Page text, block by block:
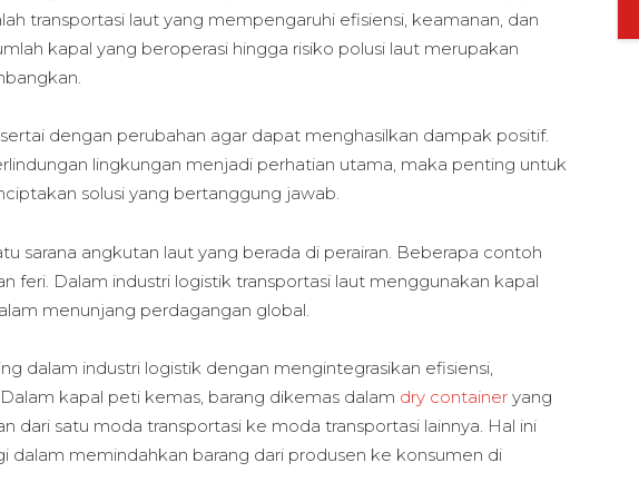
transportasi laut yang mempengaruhi efisiensi, keamanan, dan
kapal yang beroperasi hingga risiko polusi laut merupakan
dengan perubahan agar dapat menghasilkan dampak positif.
lingkungan menjadi perhatian utama, maka penting untuk
solusi yang bertanggung jawab.
sarana angkutan laut yang berada di perairan. Beberapa contoh
feri. Dalam industri logistik transportasi laut menggunakan kapal
menunjang perdagangan global.
dalam industri logistik dengan mengintegrasikan efisiensi,
kapal peti kemas, barang dikemas dalam dry container yang
dari satu moda transportasi ke moda transportasi lainnya. Hal ini
dalam memindahkan barang dari produsen ke konsumen di